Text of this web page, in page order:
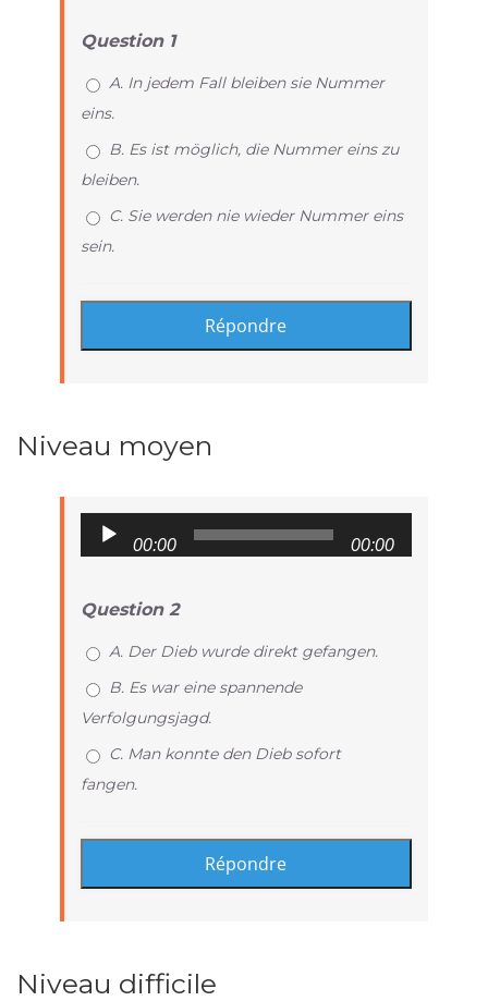
Question 1
A. In jedem Fall bleiben sie Nummer
eins.
B. Es ist möglich, die Nummer eins zu
bleiben.
C. Sie werden nie wieder Nummer eins
sein.
Niveau moyen
Audio
Player
00:00 00:00
Question 2
A. Der Dieb wurde direkt gefangen.
B. Es war eine spannende
Verfolgungsjagd.
C. Man konnte den Dieb sofort
fangen.
Niveau difficile